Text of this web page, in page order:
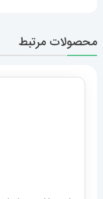
محصولات مرتبط